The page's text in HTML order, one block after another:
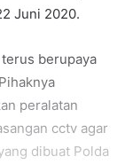
Juni 2020.
berupaya
peralatan
cctv agar
dibuat Polda